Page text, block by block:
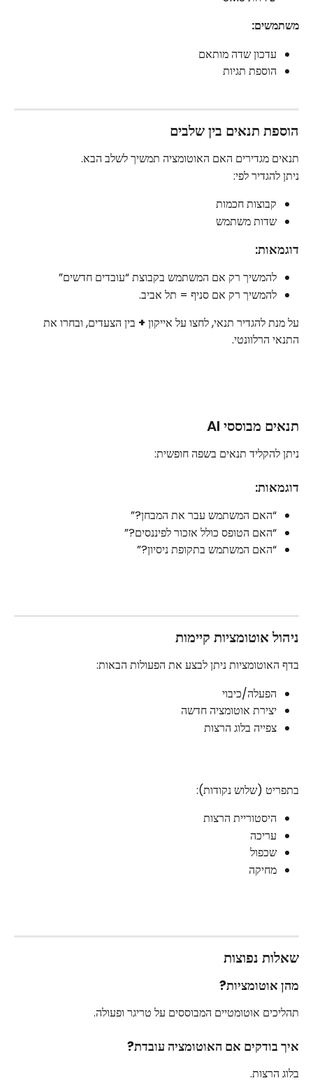
משתמשים:
עדכון שדה מותאם
הוספת תגיות
הוספת תנאים בין שלבים
תנאים מגדירים האם האוטומציה תמשיך לשלב הבא.
ניתן להגדיר לפי:
קבוצות חכמות
שדות משתמש
דוגמאות:
להמשיך רק אם המשתמש בקבוצת “עובדים חדשים”
להמשיך רק אם סניף = תל אביב.
על מנת להגדיר תנאי, לחצו על אייקון + בין הצעדים, ובחרו את
התנאי הרלוונטי.
תנאים מבוססי AI
ניתן להקליד תנאים בשפה חופשית:
דוגמאות:
“האם המשתמש עבר את המבחן?”
“האם הטופס כולל אזכור לפיננסים?”
“האם המשתמש בתקופת ניסיון?”
ניהול אוטומציות קיימות
בדף האוטומציות ניתן לבצע את הפעולות הבאות:
הפעלה/כיבוי
יצירת אוטומציה חדשה
צפייה בלוג הרצות
בתפריט (שלוש נקודות):
היסטוריית הרצות
עריכה
שכפול
מחיקה
שאלות נפוצות
מהן אוטומציות?
תהליכים אוטומטיים המבוססים על טריגר ופעולה.
איך בודקים אם האוטומציה עובדת?
בלוג הרצות.